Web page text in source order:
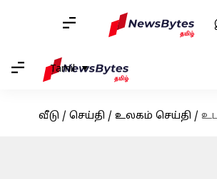
Tamil
வீடு / செய்தி / உலகம் செய்தி /